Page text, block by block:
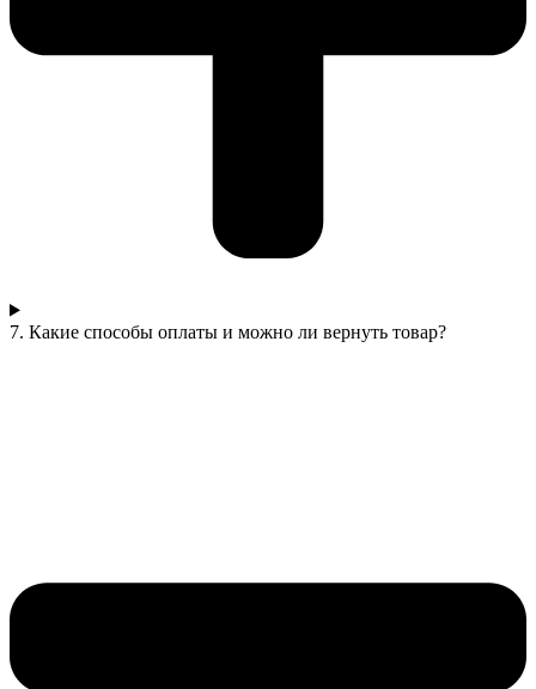
7. Какие способы оплаты и можно ли вернуть товар?